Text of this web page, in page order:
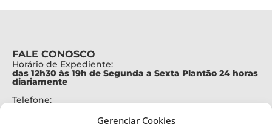
Gerenciar Cookies
FALE CONOSCO
Horário de Expediente:
das 12h30 às 19h de Segunda a Sexta Plantão 24 horas
diariamente
Telefone: